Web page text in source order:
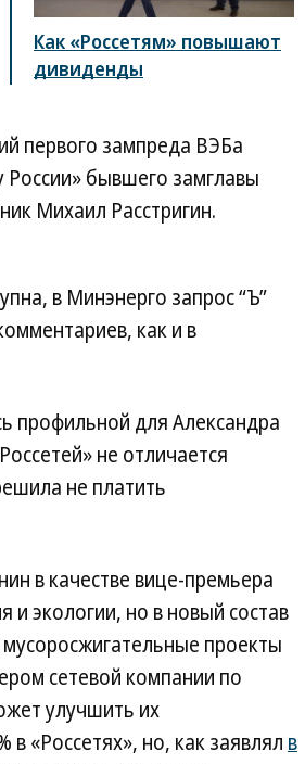
Как «Россетям» повышают
дивиденды
первого зампреда ВЭБа
бывшего замглавы
Михаил Расстригин.
в Минэнерго запрос “Ъ”
как и в
профильной для Александра
не отличается
не платить
в качестве вице-премьера
и экологии, но в новый состав
проекты
сетевой компании по
улучшить их
в «Россетях», но, как заявлял в